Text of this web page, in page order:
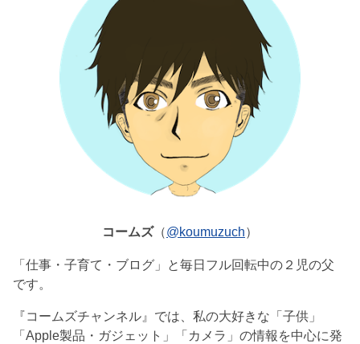
コームズ（@koumuzuch）
「仕事・子育て・ブログ」と毎日フル回転中の２児の父
です。
『コームズチャンネル』では、私の大好きな「子供」
「Apple製品・ガジェット」「カメラ」の情報を中心に発